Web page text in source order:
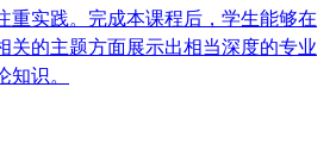
重实践。完成本课程后，学生能够在
关的主题方面展示出相当深度的专业
识。